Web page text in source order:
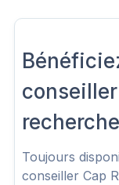
recherche
Toujours
conseiller Cap